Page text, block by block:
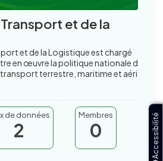
Accessibilité
et de la
et de la Logistique est chargé
en œuvre la politique nationale d
transport terrestre, maritime et aéri
de données
2
Membres
0